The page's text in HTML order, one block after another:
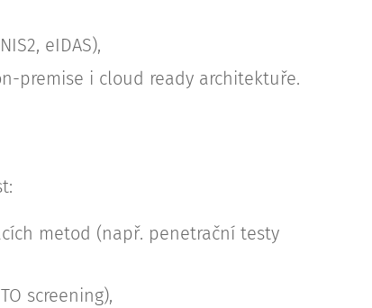
eIDAS),
premise i cloud ready architektuře.
metod (např. penetrační testy
screening),